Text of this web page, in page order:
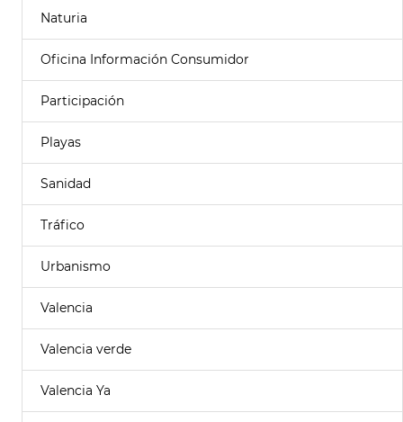
Naturia
Oficina Información Consumidor
Participación
Playas
Sanidad
Tráfico
Urbanismo
Valencia
Valencia verde
Valencia Ya